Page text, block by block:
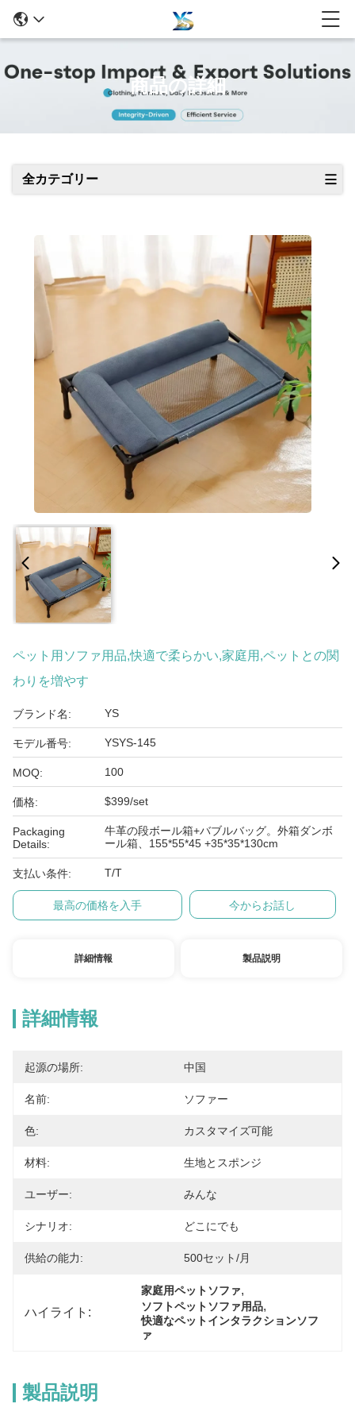
商品の詳細
全カテゴリー
ペット用ソファ用品,快適で柔らかい,家庭用,ペットとの関
わりを増やす
ブランド名: YS
モデル番号: YSYS-145
MOQ: 100
価格: $399/set
Packaging
Details:
牛革の段ボール箱+バブルバッグ。外箱ダンボ
ール箱、155*55*45 +35*35*130cm
支払い条件: T/T
最高の価格を入手 今からお話し
詳細情報 製品説明
詳細情報
起源の場所: 中国
名前: ソファー
色: カスタマイズ可能
材料: 生地とスポンジ
ユーザー: みんな
シナリオ: どこにでも
供給の能力: 500セット/月
ハイライト:
家庭用ペットソファ,
ソフトペットソファ用品,
快適なペットインタラクションソフ
ァ
製品説明